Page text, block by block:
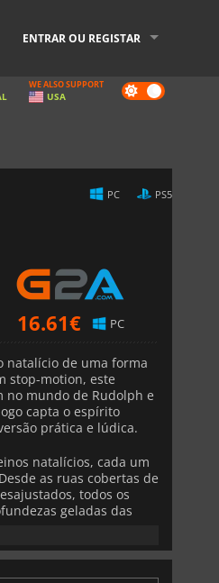
ENTRAR OU REGISTAR
Dark
mode
WE ALSO SUPPORT
USA
PC PS5
16.61€ PC
natalício de uma forma
stop-motion, este
no mundo de Rudolph e
capta o espírito
prática e lúdica.
natalícios, cada um
as ruas cobertas de
todos os
geladas das
e termine em força
são